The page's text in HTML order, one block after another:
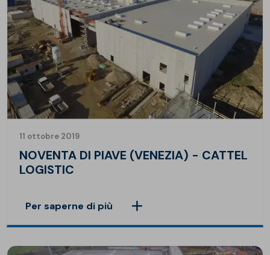
11 ottobre 2019
NOVENTA DI PIAVE (VENEZIA) - CATTEL
LOGISTIC
Per saperne di più